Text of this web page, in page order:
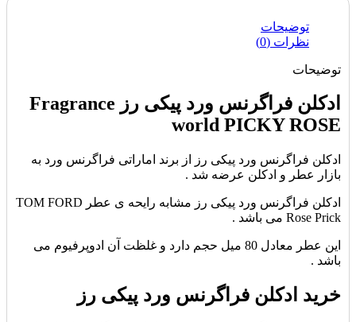
توضیحات
نظرات (0)
توضیحات
ادکلن فراگرنس ورد پیکی رز Fragrance
world PICKY ROSE
ادکلن فراگرنس ورد پیکی رز از برند اماراتی فراگرنس ورد به
بازار عطر و ادکلن عرضه شد .
ادکلن فراگرنس ورد پیکی رز مشابه رایحه ی عطر TOM FORD
Rose Prick می باشد .
این عطر معادل 80 میل حجم دارد و غلظت آن ادوپرفیوم می
باشد .
خرید ادکلن فراگرنس ورد پیکی رز